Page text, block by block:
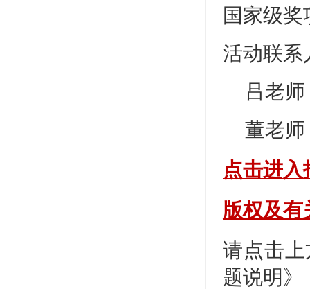
国家级
活动联系
吕老师
董老师
点击进入
版权及有
请点击
题说明》